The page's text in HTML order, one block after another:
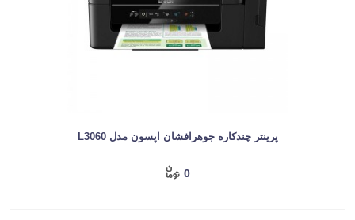
پرینتر چندکاره جوهرافشان اپسون مدل L3060
0